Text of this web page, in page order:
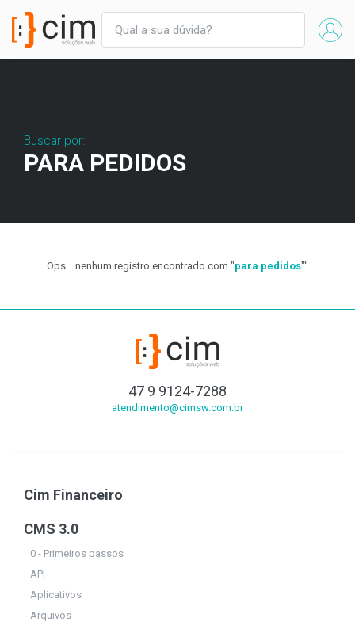
Buscar por:
PARA PEDIDOS
Ops... nenhum registro encontrado com "para pedidos""
47 9 9124-7288
atendimento@cimsw.com.br
Cim Financeiro
CMS 3.0
0 - Primeiros passos
API
Aplicativos
Arquivos